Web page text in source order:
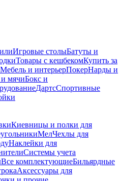
Игровые столыБатуты и
Товары с кешбекомКупить за
Мебель и интерьерПокерНарды и
мячиБокс и
ДартсСпортивные
Киевницы и полки для
МелЧехлы для
Наклейки для
Системы учета
Все комплектующиеБильярдные
Аксессуары для